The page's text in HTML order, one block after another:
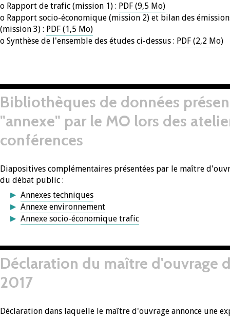
o Rapport de trafic (mission 1) : PDF (9,5 Mo)
o Rapport socio-économique (mission 2) et bilan des
(mission 3) : PDF (1,5 Mo)
o Synthèse de l'ensemble des études ci-dessus : PDF (2,2 Mo)
Bibliothèques de données
"annexe" par le MO lors des
conférences
Diapositives complémentaires présentées par le maître
du débat public :
Annexes techniques
Annexe environnement
Annexe socio-économique trafic
Déclaration du maître d'ouvrage
2017
Déclaration dans laquelle le maître d'ouvrage annonce une